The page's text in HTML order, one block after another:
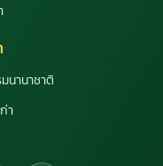
นานาชาติ
า